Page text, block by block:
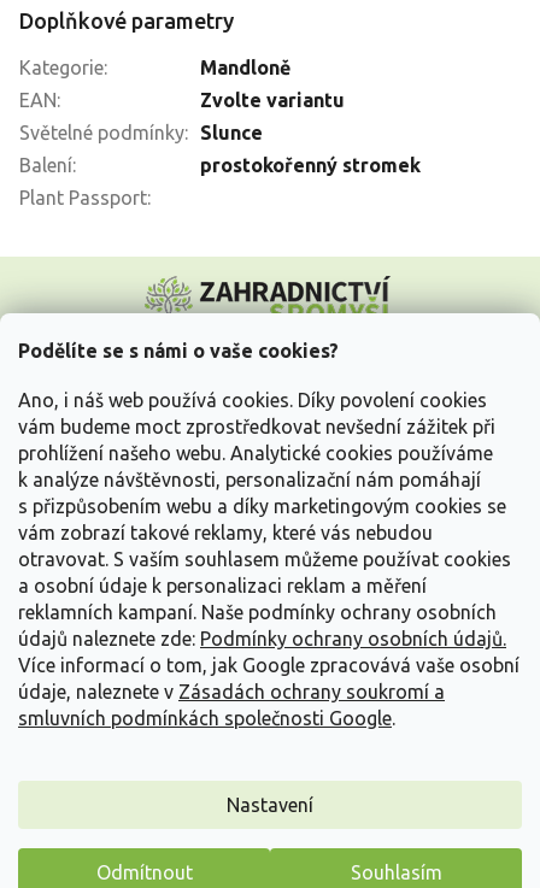
Podělíte se s námi o vaše cookies?
Ano, i náš web používá cookies. Díky povolení cookies
vám budeme moct zprostředkovat nevšední zážitek při
prohlížení našeho webu. Analytické cookies používáme
k analýze návštěvnosti, personalizační nám pomáhají
s přizpůsobením webu a díky marketingovým cookies se
vám zobrazí takové reklamy, které vás nebudou
otravovat. S vaším souhlasem můžeme používat cookies
a osobní údaje k personalizaci reklam a měření
reklamních kampaní. Naše podmínky ochrany osobních
údajů naleznete zde: Podmínky ochrany osobních údajů.
Více informací o tom, jak Google zpracovává vaše osobní
údaje, naleznete v Zásadách ochrany soukromí a
smluvních podmínkách společnosti Google.
Nastavení
Odmítnout Souhlasím
Doplňkové parametry
Kategorie:
Mandloně
EAN:
Zvolte variantu
Světelné podmínky:
Slunce
Balení:
prostokořenný stromek
Plant Passport:
p
Vše o nákupu
Informace pro Vás
Kontakujte nás
Vytvořil Shoptet
Copyright 2026 Zahradnictví Spomyšl
. Všechna práva